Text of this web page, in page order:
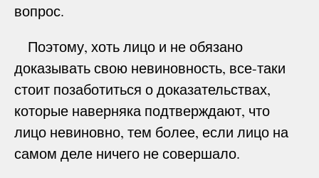
вопрос.
Поэтому, хоть лицо и не обязано
доказывать свою невиновность, все-таки
стоит позаботиться о доказательствах,
которые наверняка подтверждают, что
лицо невиновно, тем более, если лицо на
самом деле ничего не совершало.